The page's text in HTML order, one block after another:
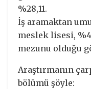
%28,11.
İş aramaktan
meslek lisesi,
mezunu olduğu
Araştırmanın
bölümü şöyle: